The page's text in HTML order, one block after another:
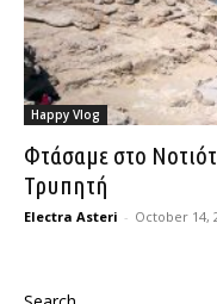
Happy Vlog
Φτάσαμε στο
Τρυπητή
Electra Asteri - October 14,